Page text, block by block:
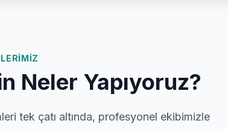
Neler Yapıyoruz?
tek çatı altında, profesyonel ekibimizle